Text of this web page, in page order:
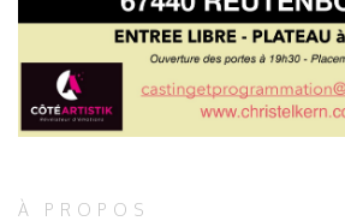
À PROPOS